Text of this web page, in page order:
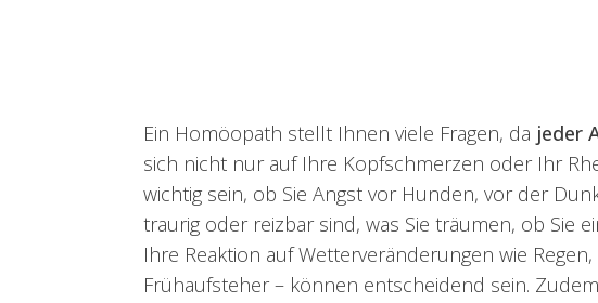
Ein Homöopath stellt Ihnen viele Fragen, da jeder
sich nicht nur auf Ihre Kopfschmerzen oder Ihr
wichtig sein, ob Sie Angst vor Hunden, vor der
traurig oder reizbar sind, was Sie träumen, ob Sie
Ihre Reaktion auf Wetterveränderungen wie
Frühaufsteher – können entscheidend sein.